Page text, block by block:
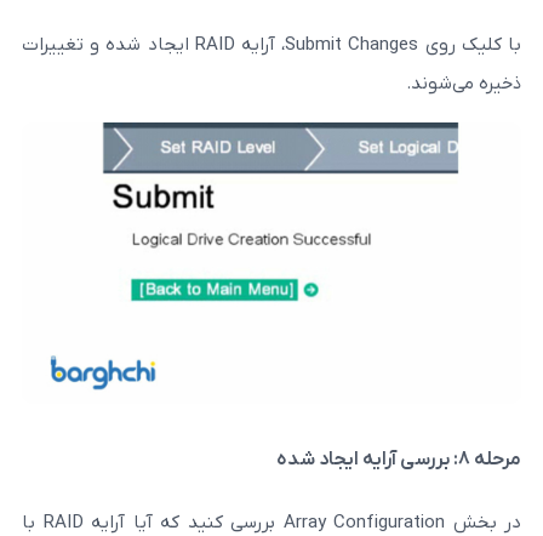
با کلیک روی Submit Changes، آرایه RAID ایجاد شده و تغییرات
در بخش Array Configuration بررسی کنید که آیا آرایه RAID با